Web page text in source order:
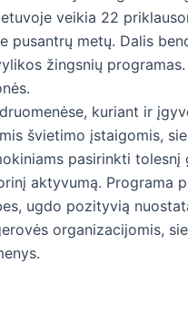
veikia 22
metų. Dalis
žingsnių
kuriant ir
švietimo įstaigomis,
pasirinkti
aktyvumą. Programa
ugdo pozityvią
organizacijomis,